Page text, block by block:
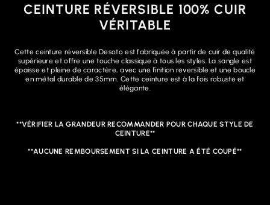
CEINTURE RÉVERSIBLE 100% CUIR
VÉRITABLE
Cette ceinture réversible Desoto est fabriquée à partir de cuir de qualité
supérieure et offre une touche classique à tous les styles. La sangle est
épaisse et pleine de caractère, avec une finition reversible et une boucle
en métal durable de 35mm. Cette ceinture est à la fois robuste et
élégante.
**VÉRIFIER LA GRANDEUR RECOMMANDER POUR CHAQUE STYLE DE
CEINTURE**
**AUCUNE REMBOURSEMENT SI LA CEINTURE A ÉTÉ COUPÉ**